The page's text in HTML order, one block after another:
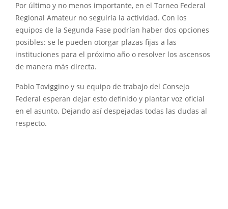
Por último y no menos importante, en el Torneo Federal
Regional Amateur no seguiría la actividad. Con los
equipos de la Segunda Fase podrían haber dos opciones
posibles: se le pueden otorgar plazas fijas a las
instituciones para el próximo año o resolver los ascensos
de manera más directa.
Pablo Toviggino y su equipo de trabajo del Consejo
Federal esperan dejar esto definido y plantar voz oficial
en el asunto. Dejando así despejadas todas las dudas al
respecto.